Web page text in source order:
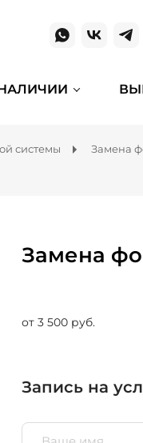
системы Замена
Замена
от 3 500 руб.
Запись на